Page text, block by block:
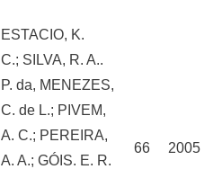
ESTACIO, K.
C.; SILVA, R. A..
P. da, MENEZES,
C. de L.; PIVEM,
A. C.; PEREIRA,
A. A.; GÓIS. E. R.
66 2005